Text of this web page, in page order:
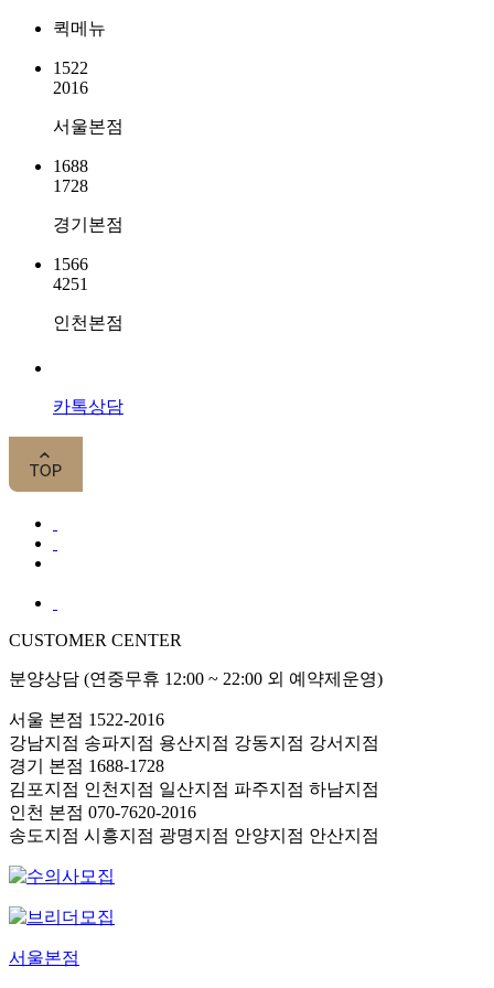
퀵메뉴
1522
2016
서울본점
1688
1728
경기본점
1566
4251
인천본점
카톡상담
CUSTOMER CENTER
분양상담 (연중무휴 12:00 ~ 22:00 외 예약제운영)
서울 본점 1522-2016
강남지점 송파지점 용산지점 강동지점 강서지점
경기 본점 1688-1728
김포지점 인천지점 일산지점 파주지점 하남지점
인천 본점 070-7620-2016
송도지점 시흥지점 광명지점 안양지점 안산지점
서울본점